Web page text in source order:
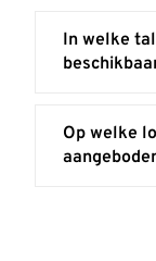
In welke
Op welke